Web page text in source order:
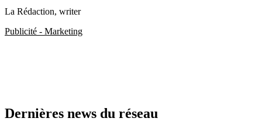
La Rédaction, writer
Publicité - Marketing
Dernières news du réseau